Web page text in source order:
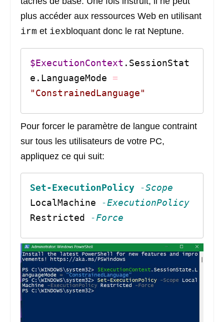
plus accéder aux ressources Web en utilisant
irm et iexbloquant donc le rat Neptune.
$ExecutionContext .SessionStat
e.LanguageMode =
"ConstrainedLanguage"
Pour forcer le paramètre de langue contraint
sur tous les utilisateurs de votre PC,
appliquez ce qui suit:
Set-ExecutionPolicy
-Scope
LocalMachine -ExecutionPolicy
Restricted -Force